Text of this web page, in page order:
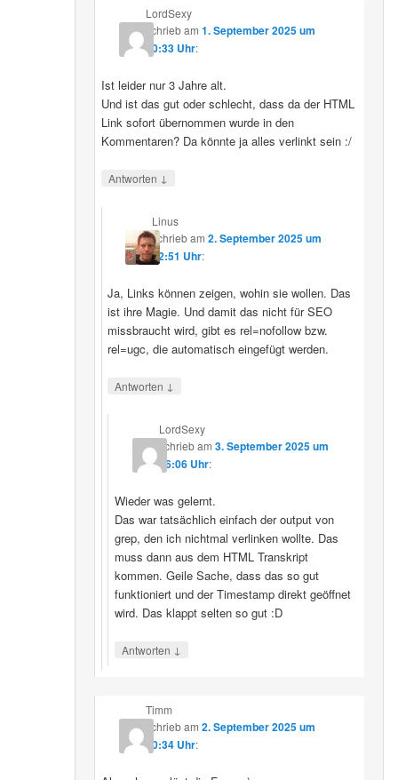
LordSexy
schriebam 1. September 2025 um
10:33 Uhr:
Ist leider nur 3 Jahre alt.
Und ist das gut oder schlecht, dass da der HTML
Link sofort übernommen wurde in den
Kommentaren? Da könnte ja alles verlinkt sein :/
Antworten ↓
Linus
schriebam2. September 2025 um
12:51 Uhr:
Ja, Links können zeigen, wohin sie wollen. Das
ist ihre Magie. Und damit das nicht für SEO
missbraucht wird, gibt es rel=nofollow bzw.
rel=ugc, die automatisch eingefügt werden.
Antworten ↓
LordSexy
schriebam 3. September 2025 um
16:06 Uhr:
Wieder was gelernt.
Das war tatsächlich einfach der output von
grep, den ich nichtmal verlinken wollte. Das
muss dann aus dem HTML Transkript
kommen. Geile Sache, dass das so gut
funktioniert und der Timestamp direkt geöffnet
wird. Das klappt selten so gut :D
Antworten ↓
Timm
schriebam 2. September 2025 um
10:34 Uhr: